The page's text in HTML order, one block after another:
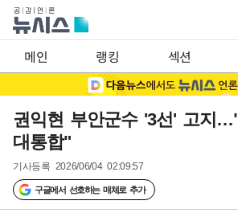
메인 랭킹 섹션
권익현 부안군수 '3선' 고지
대통합"
기사등록 2026/06/04 02:09:57
구글에서 선호하는 매체로 추가